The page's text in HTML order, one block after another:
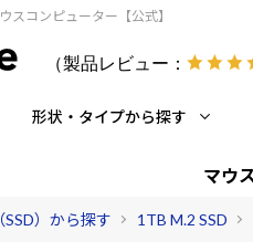
スコンピューター【公式】
（製品レビュー：
形状・タイプから探す
マウ
）から探す 1TB M.2 SSD